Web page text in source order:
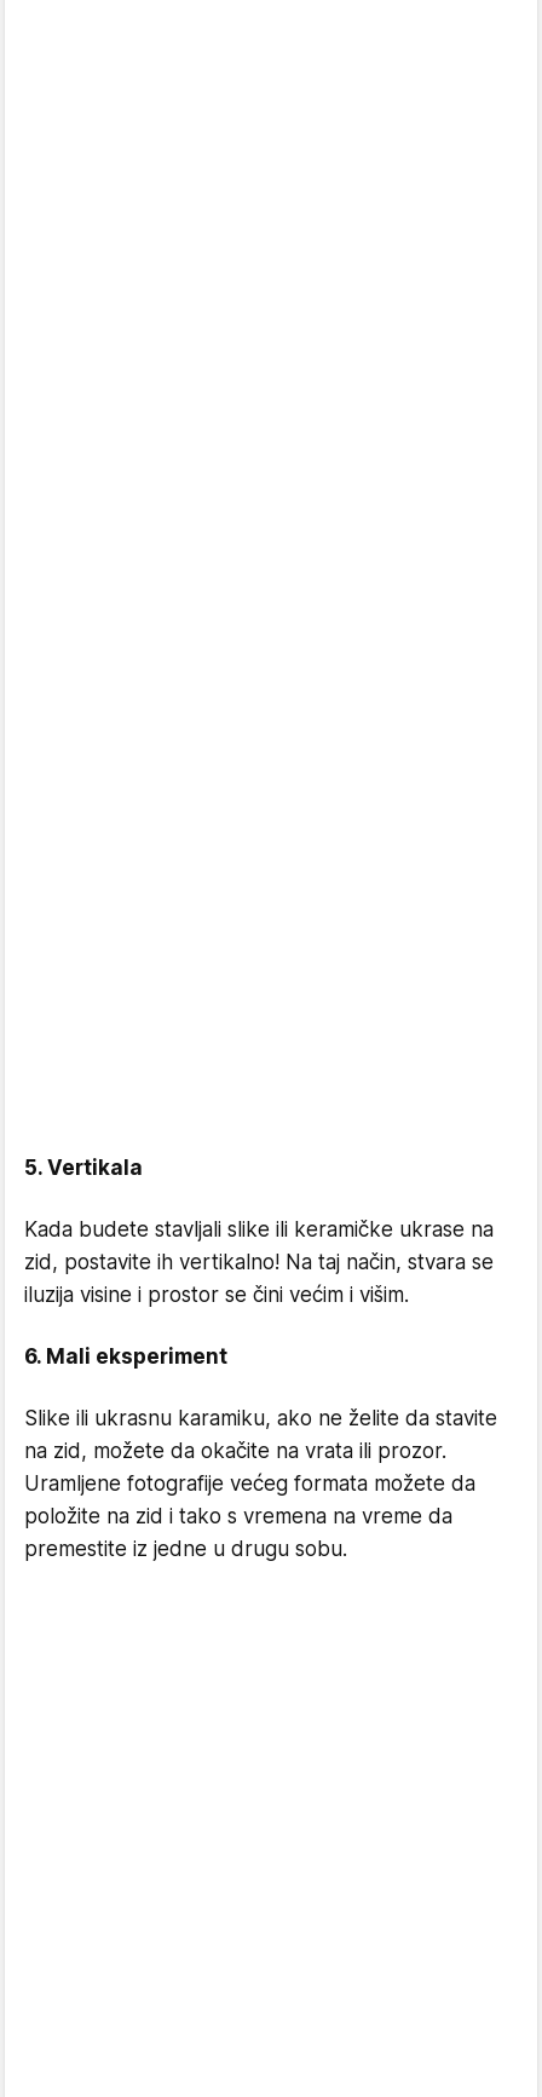
5. Vertikala
Kada budete stavljali slike ili keramičke ukrase na
zid, postavite ih vertikalno! Na taj način, stvara se
iluzija visine i prostor se čini većim i višim.
6. Mali eksperiment
Slike ili ukrasnu karamiku, ako ne želite da stavite
na zid, možete da okačite na vrata ili prozor.
Uramljene fotografije većeg formata možete da
položite na zid i tako s vremena na vreme da
premestite iz jedne u drugu sobu.